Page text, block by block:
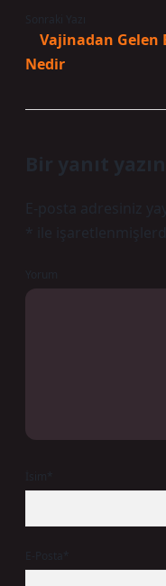
Vajinadan Gelen
Nedir
Bir yanıt yazın
E-posta adresiniz
ile işaretlenmişlerdir